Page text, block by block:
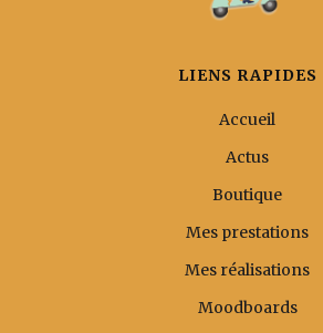
LIENS RAPIDES
Accueil
Actus
Boutique
Mes prestations
Mes réalisations
Moodboards